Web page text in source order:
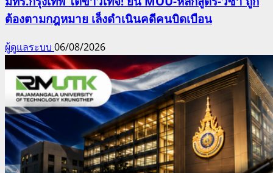
ต้องตามกฎหมาย เล็งดำเนินคดีคนบิดเบือน
ผู้ดูแลระบบ 06/08/2026